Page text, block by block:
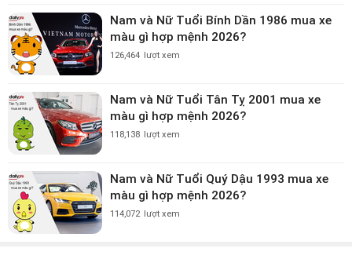
Nam và Nữ Tuổi Bính Dần 1986 mua xe
màu gì hợp mệnh 2026?
126,464 lượt xem
Nam và Nữ Tuổi Tân Tỵ 2001 mua xe
màu gì hợp mệnh 2026?
118,138 lượt xem
Nam và Nữ Tuổi Quý Dậu 1993 mua xe
màu gì hợp mệnh 2026?
114,072 lượt xem